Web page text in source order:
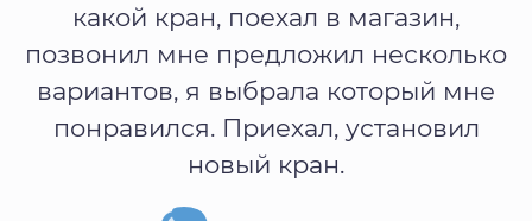
какой кран, поехал в магазин,
позвонил мне предложил несколько
вариантов, я выбрала который мне
понравился. Приехал, установил
новый кран.